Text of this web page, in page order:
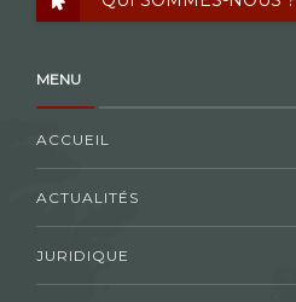
MENU
ACCUEIL
ACTUALITÉS
JURIDIQUE